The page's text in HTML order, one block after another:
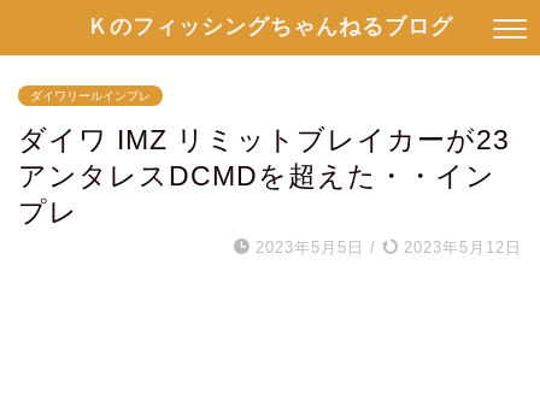
Ｋのフィッシングちゃんねるブログ
ダイワリールインプレ
ダイワ IMZ リミットブレイカーが23
アンタレスDCMDを超えた・・イン
プレ
2023年5月5日 / 2023年5月12日